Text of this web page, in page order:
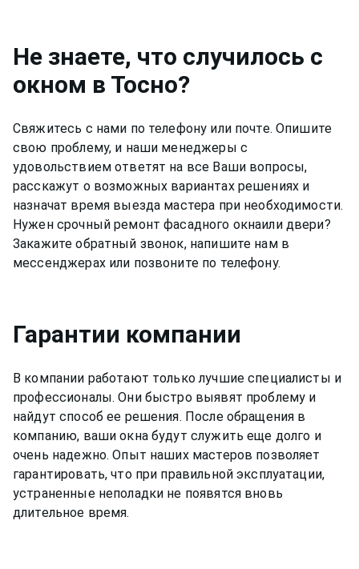
Не знаете, что случилось с
окном в Тосно?
Свяжитесь с нами по телефону или почте. Опишите
свою проблему, и наши менеджеры с
удовольствием ответят на все Ваши вопросы,
расскажут о возможных вариантах решениях и
назначат время выезда мастера при необходимости.
Нужен срочный ремонтфасадного окнаили двери?
Закажите обратный звонок, напишите нам в
мессенджерах или позвоните по телефону.
Гарантии компании
В компании работают только лучшие специалисты и
профессионалы. Они быстро выявят проблему и
найдут способ ее решения. После обращения в
компанию, ваши окна будут служить еще долго и
очень надежно. Опыт наших мастеров позволяет
гарантировать, что при правильной эксплуатации,
устраненные неполадки не появятся вновь
длительное время.